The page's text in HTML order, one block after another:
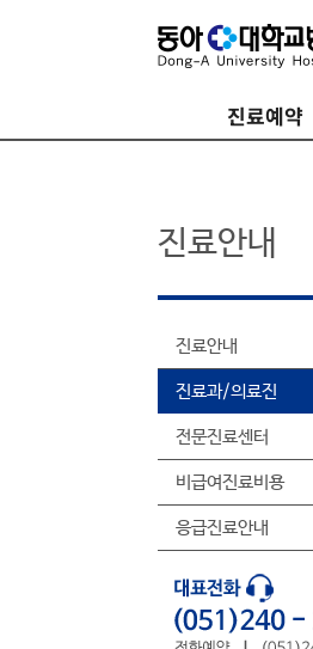
진료예약
진료안내
진료안내
진료과/의료진
전문진료센터
비급여진료비용
응급진료안내